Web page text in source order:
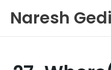
content
Naresh